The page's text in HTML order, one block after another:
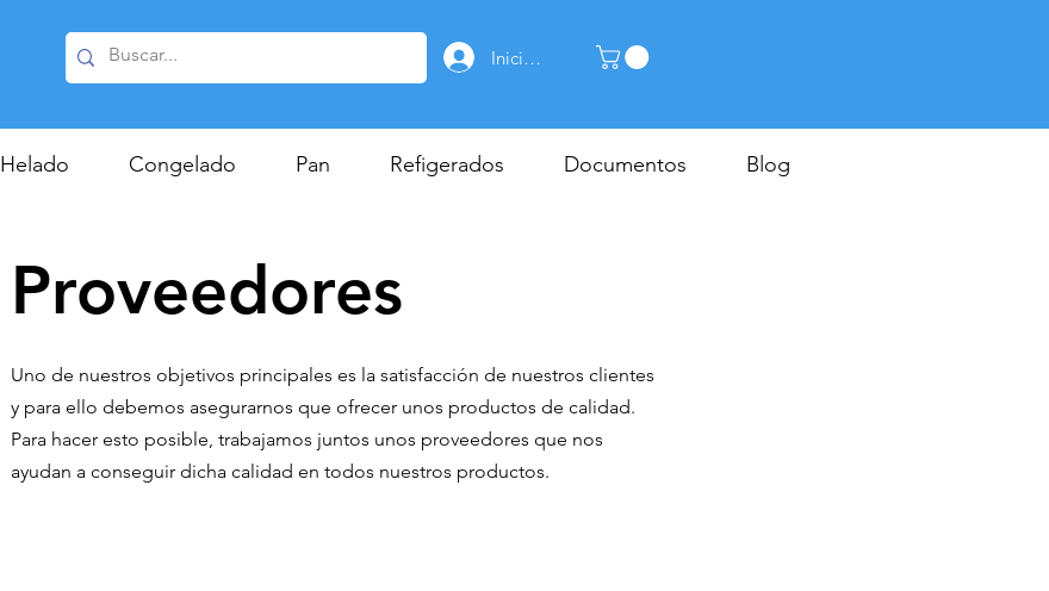
Iniciar sesión
Helado Congelado Pan Refigerados Documentos Blog
Proveedores
Uno de nuestros objetivos principales es la satisfacción de nuestros clientes
y para ello debemos asegurarnos que ofrecer unos productos de calidad.
Para hacer esto posible, trabajamos juntos unos proveedores que nos
ayudan a conseguir dicha calidad en todos nuestros productos.